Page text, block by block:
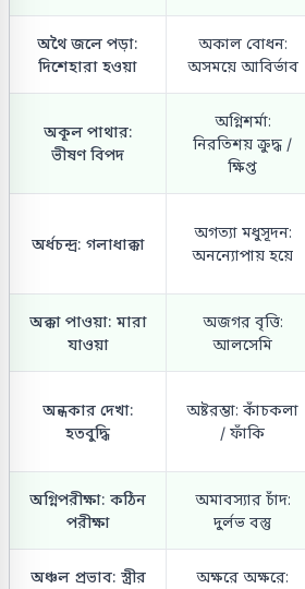
অথৈ জলে পড়া:
দিশেহারা হওয়া
অকাল বোধন:
অসময়ে আবির্ভাব
অকূল পাথার:
ভীষণ বিপদ
অগ্নিশর্মা:
নিরতিশয় ক্রুদ্ধ /
ক্ষিপ্ত
অর্ধচন্দ্র: গলাধাক্কা
অগত্যা মধুসূদন:
অনন্যোপায় হয়ে
অক্কা পাওয়া: মারা
যাওয়া
অজগর বৃত্তি:
আলসেমি
অন্ধকার দেখা:
হতবুদ্ধি
অষ্টরম্ভা: কাঁচকলা
/ ফাঁকি
অগ্নিপরীক্ষা: কঠিন
পরীক্ষা
অমাবস্যার চাঁদ:
দুর্লভ বস্তু
অঞ্চল প্রভাব: স্ত্রীর
অক্ষরে অক্ষরে: